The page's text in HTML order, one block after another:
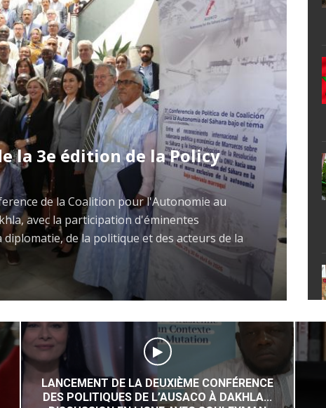
au Sahara organise sa 3ᵉ
a le plaisir d’annoncer l’organisation de sa
le 29 et 30 avril 2026, sous le thème :
croissante de la
du Maroc sur son Sahara et de
2797 du Conseil de sécurité des
de la question du Sahara à
sous souveraineté marocaine